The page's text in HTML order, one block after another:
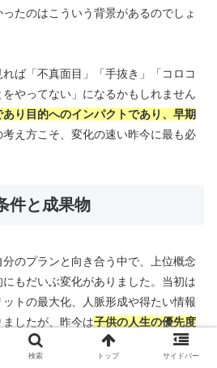
たのはこういう背景があるのでしょ
ば「不真面目」「手抜き」「コロコ
やってない」になるかもしれません
り目的へのインパクトであり、早期
考え方こそ、変化の速い昨今に最も必
件と成果物
のプランと向き合う中で、上位概念
もだいぶ変化がありました。当初は
トの最大化、人脈形成や得たい情報
したが、昨今は子供の人生の優先度
検索 トップ サイドバー